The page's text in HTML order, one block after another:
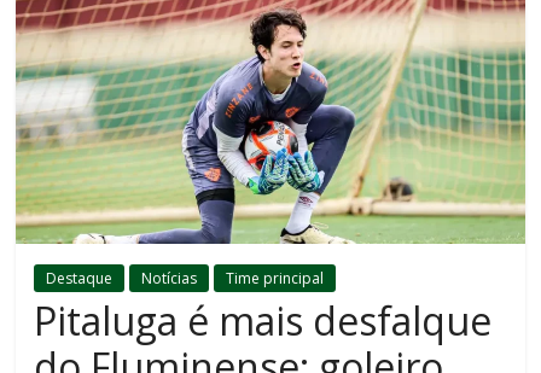
Destaque Notícias Time principal
Pitaluga é mais desfalque